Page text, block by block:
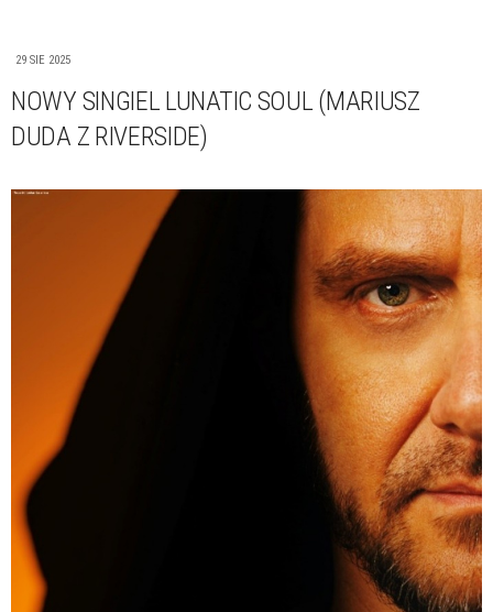
29 SIE 2025
NOWY SINGIEL LUNATIC SOUL (MARIUSZ
DUDA Z RIVERSIDE)